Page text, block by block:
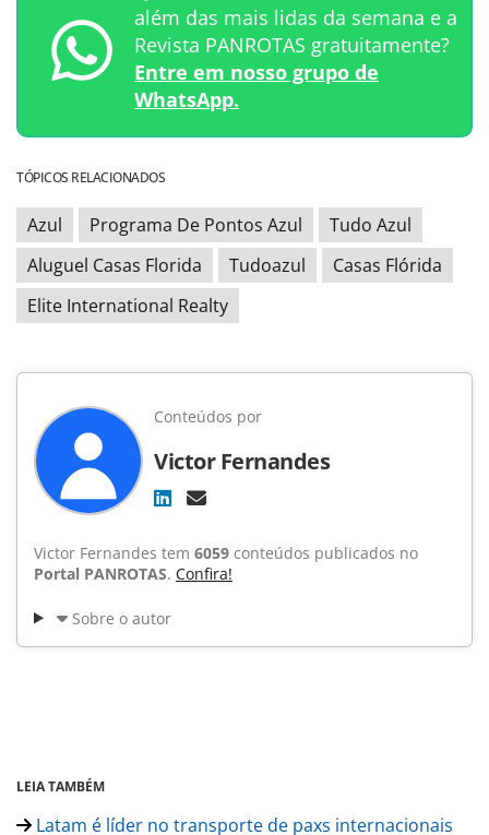
além das mais lidas da semana e a
Revista PANROTAS gratuitamente?
Entre em nosso grupo de
WhatsApp.
TÓPICOS RELACIONADOS
Azul Programa De Pontos Azul
Tudo Azul
Aluguel Casas Florida
Tudoazul
Casas Flórida
Elite International Realty
Conteúdos por
Victor Fernandes
Victor Fernandes tem 6059 conteúdos publicados no
Portal PANROTAS. Confira!
Sobre o autor
LEIA TAMBÉM
Latam é líder no transporte de paxs internacionais